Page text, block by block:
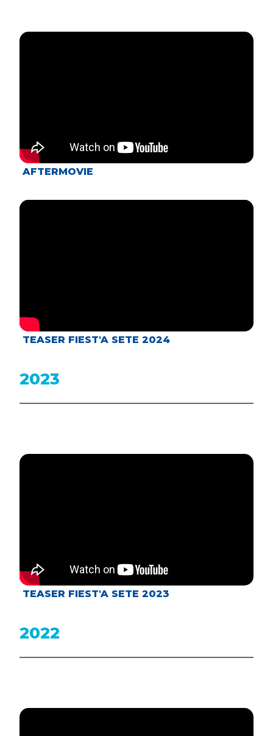
AFTERMOVIE
TEASER FIEST'A SETE 2024
2023
TEASER FIEST'A SETE 2023
2022